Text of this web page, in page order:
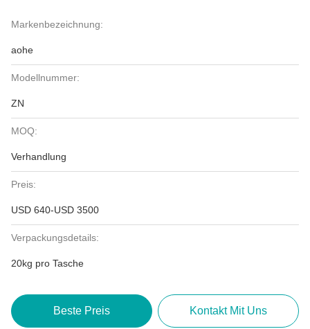
Markenbezeichnung:
aohe
Modellnummer:
ZN
MOQ:
Verhandlung
Preis:
USD 640-USD 3500
Verpackungsdetails:
20kg pro Tasche
Beste Preis Kontakt Mit Uns